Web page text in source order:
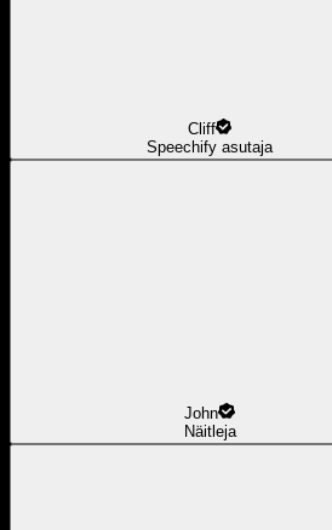
Cliff
Speechify asutaja
John
Näitleja